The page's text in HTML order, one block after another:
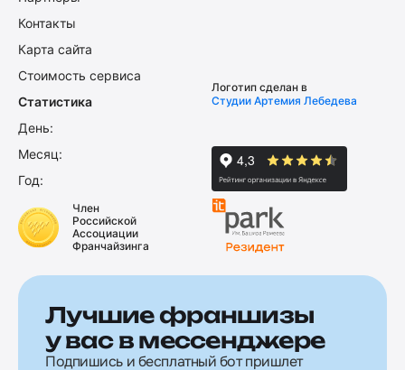
Контакты
Карта сайта
Стоимость сервиса
Статистика
День:
Месяц:
Год:
Логотип сделан в
Студии Артемия Лебедева
Член
Российской
Ассоциации
Франчайзинга
Лучшие франшизы
у вас в мессенджере
Подпишись и бесплатный бот пришлет